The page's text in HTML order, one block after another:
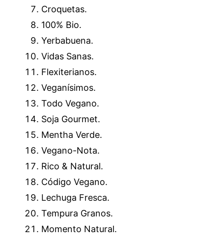
Croquetas.
100% Bio.
Yerbabuena.
Vidas Sanas.
Flexiterianos.
Veganísimos.
Todo Vegano.
Soja Gourmet.
Mentha Verde.
Vegano-Nota.
Rico & Natural.
Código Vegano.
Lechuga Fresca.
Tempura Granos.
Momento Natural.